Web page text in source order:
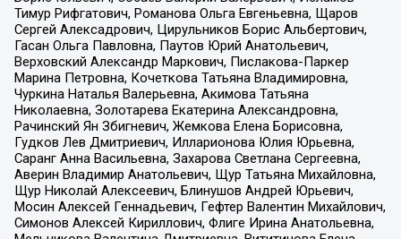
Тимур Рифгатович, Романова Ольга Евгеньевна, Щаров
Сергей Алексадрович, Цирульников Борис Альбертович,
Гасан Ольга Павловна, Паутов Юрий Анатольевич,
Верховский Александр Маркович, Пислакова-Паркер
Марина Петровна, Кочеткова Татьяна Владимировна,
Чуркина Наталья Валерьевна, Акимова Татьяна
Николаевна, Золотарева Екатерина Александровна,
Рачинский Ян Збигневич, Жемкова Елена Борисовна,
Гудков Лев Дмитриевич, Илларионова Юлия Юрьевна,
Саранг Анна Васильевна, Захарова Светлана Сергеевна,
Аверин Владимир Анатольевич, Щур Татьяна Михайловна,
Щур Николай Алексеевич, Блинушов Андрей Юрьевич,
Мосин Алексей Геннадьевич, Гефтер Валентин Михайлович,
Симонов Алексей Кириллович, Флиге Ирина Анатольевна,